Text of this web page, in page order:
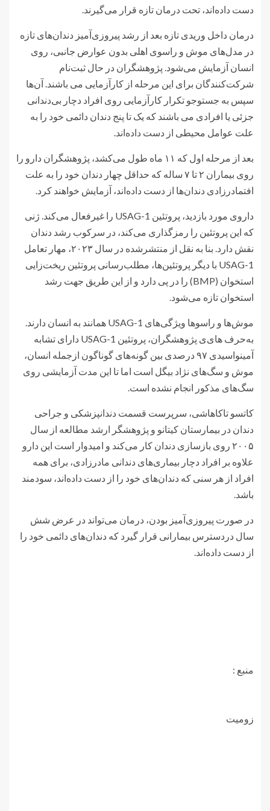
دست داده‌اند، تحت درمان تازه قرار می‌گیرند.
درمان داخل وریدی تازه بعد از رشد پیروزی‌آمیز دندان‌های تازه
در مدل‌های موش و راسوی اهلی بدون عوارض جانبی، روی
انسان آزمایش می‌شود. پژوهشگران در حال ثبت‌نام
شرکت‌کنندگان برای این مرحله از کارآزمایی می باشند. آن‌ها
سپس به جستوجو تکرار کارآزمایی روی افراد دچار بی‌دندانی
جزئی یا افرادی می باشند که یک تا پنج دندان دائمی خود را به
علت عوامل محیطی از دست داده‌اند.
بعد از مرحله اول که ۱۱ ماه طول می‌کشد، پژوهشگران دارو را
روی بیماران ۲ تا ۷ ساله که حداقل چهار دندان خود را به علت
افتمادرزادی دندان‌ها از دست داده‌اند، آزمایش خواهند کرد.
داروی مورد بازدید، پروتئین USAG-1 را غیرفعال می‌کند. ژنی
که این پروتئین را رمزگذاری می‌کند، در سرکوب رشد دندان
نقش دارد. بنا به نقل از منتشرشده در سال ۲۰۲۳، مهار تعامل
USAG-1 با دیگر پروتئین‌ها، مطلب‌رسانی پروتئین ریخت‌زایی
استخوان (BMP) را در پی دارد و از این طریق جهت رشد
استخوان تازه می‌شود.
موش‌ها و راسوها ویژگی‌های USAG-1 همانند به انسان دارند.
به‌حرف های‌ی پژوهشگران، پروتئین USAG-1 دارای تشابه
آمینواسیدی ۹۷ درصدی بین گونه‌های گوناگون ازجمله انسان،
موش و سگ‌های نژاد بیگل است اما تا این مدت آزمایشی روی
سگ‌های مذکور انجام نشده است.
کاتسو تاکاهاشی، سرپرست قسمت دندانپزشکی و جراحی
دندان در بیمارستان کیتانو و پژوهشگر ارشد مطالعه از سال
۲۰۰۵ روی بازسازی دندان کار می‌کند و امیدوار است این دارو
علاوه بر افراد دچار بیماری‌های دندانی مادرزادی، برای همه
افراد از هر سنی که دندان‌های خود را از دست داده‌اند، سودمند
باشد.
در صورت پیروزی‌آمیز بودن، درمان می‌تواند در عرض شش
سال دردسترس بیمارانی قرار گیرد که دندان‌های دائمی خود را
از دست داده‌اند.
منبع :
زومیت